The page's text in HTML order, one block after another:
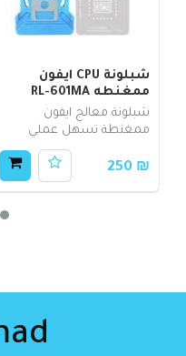
شبلونة CPU ايفون
ممغنطه RL-601MA
شبلونة معالج ايفون
ممغنطة تسهل عملي
₪ 250